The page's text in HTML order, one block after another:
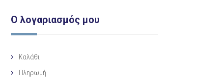
Ο λογαριασμός μου
Καλάθι
Πληρωμή